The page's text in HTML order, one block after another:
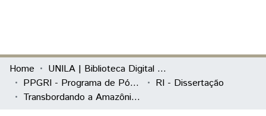
Communities & Collections
All of DSpace
Home
UNILA | Biblioteca Digital de Dissertações e Teses
PPGRI - Programa de Pós-Graduação em Relações Internacionais
RI - Dissertação
Transbordando a Amazônia: Lacunas da Saúde Global à Luz de Ações do Povo Munduruku no Contexto da COVID-19